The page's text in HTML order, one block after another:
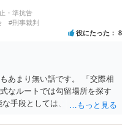
・準抗告
#刑事裁判
役にたった 8
あまり無い話です。 「交際相
なルートでは勾留場所を探す
手段としては、「○○県内」と
て、宛先人不在で戻って来な